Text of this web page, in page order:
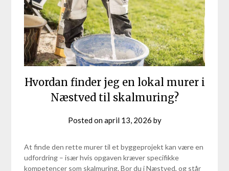
Hvordan finder jeg en lokal murer i
Næstved til skalmuring?
Posted onapril 13, 2026 by
At finde den rette murer til et byggeprojekt kan være en
udfordring – især hvis opgaven kræver specifikke
kompetencer som skalmuring. Bor du i Næstved, og står